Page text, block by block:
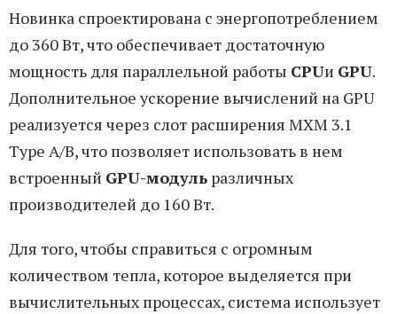
Новинка спроектирована с энергопотреблением
до 360 Вт, что обеспечивает достаточную
мощность для параллельной работы CPUи GPU.
Дополнительное ускорение вычислений на GPU
реализуется через слот расширения MXM 3.1
Type A/B, что позволяет использовать в нем
встроенный GPU-модуль различных
производителей до 160 Вт.
Для того, чтобы справиться с огромным
количеством тепла, которое выделяется при
вычислительных процессах, система использует